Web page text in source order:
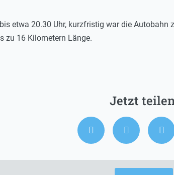
etwa 20.30 Uhr, kurzfristig war die
zu 16 Kilometern Länge.